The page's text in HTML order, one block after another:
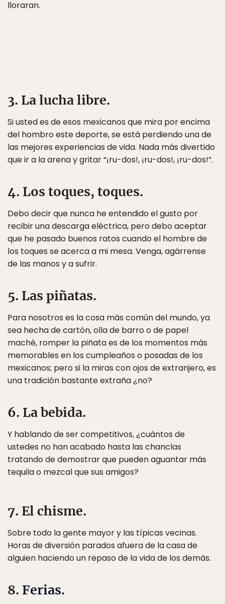
lloraran.
3. La lucha libre.
Si usted es de esos mexicanos que mira por encima
del hombro este deporte, se está perdiendo una de
las mejores experiencias de vida. Nada más divertido
que ir a la arena y gritar “¡ru-dos!, ¡ru-dos!, ¡ru-dos!”.
4. Los toques, toques.
Debo decir que nunca he entendido el gusto por
recibir una descarga eléctrica, pero debo aceptar
que he pasado buenos ratos cuando el hombre de
los toques se acerca a mi mesa. Venga, agárrense
de las manos y a sufrir.
5. Las piñatas.
Para nosotros es la cosa más común del mundo, ya
sea hecha de cartón, olla de barro o de papel
maché, romper la piñata es de los momentos más
memorables en los cumpleaños o posadas de los
mexicanos; pero si la miras con ojos de extranjero, es
una tradición bastante extraña ¿no?
6. La bebida.
Y hablando de ser competitivos, ¿cuántos de
ustedes no han acabado hasta las chanclas
tratando de demostrar que pueden aguantar más
tequila o mezcal que sus amigos?
7. El chisme.
Sobre todo la gente mayor y las típicas vecinas.
Horas de diversión parados afuera de la casa de
alguien haciendo un repaso de la vida de los demás.
8. Ferias.